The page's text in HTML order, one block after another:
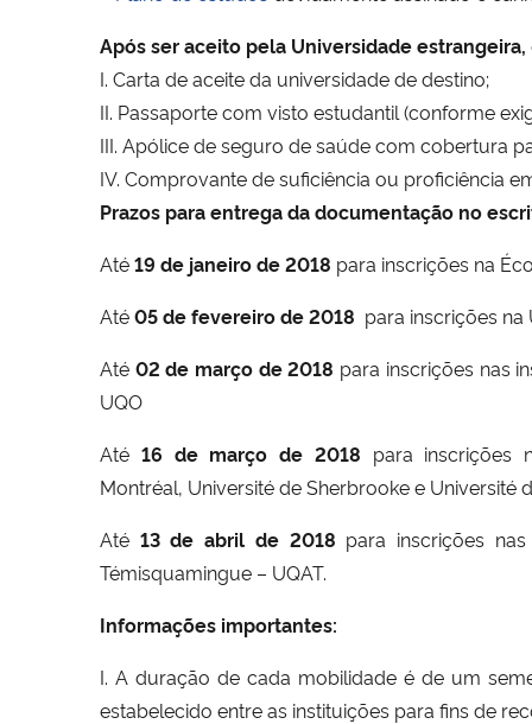
Após ser aceito pela Universidade estrangeira,
I. Carta de aceite da universidade de destino;
II. Passaporte com visto estudantil (conforme
III. Apólice de seguro de saúde com cobertura
IV. Comprovante de suficiência ou proficiência
Prazos para entrega da documentação no
Até19 de janeiro de 2018 para inscrições na
Até05 de fevereiro de 2018 para inscrições na
Até 02 de março de 2018 para inscrições nas
UQO
Até 16 de março de 2018 para inscrições
Montréal, Université de Sherbrookee Université
Até 13 de abril de 2018 para inscrições
Témisquamingue – UQAT.
Informações importantes:
I. A duração de cada mobilidade é de um
estabelecido entre as instituições para fins de